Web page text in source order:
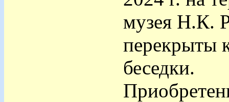
музея Н.К.
перекрыты
беседки.